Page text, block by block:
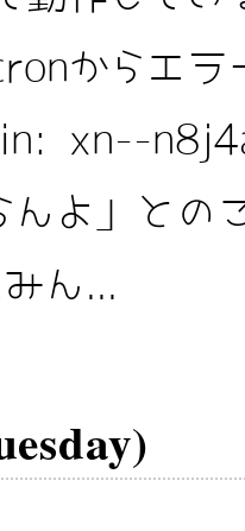
からエ
xn--
んよ」と
ん...